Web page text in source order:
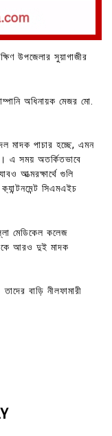
উপজেলার সুয়াগাজীর
অধিনায়ক মেজর মো.
মাদক পাচার হচ্ছে, এমন
এ সময় অতর্কিতভাবে
আত্মরক্ষার্থে গুলি
সিএমএইচ
মেডিকেল কলেজ
আরও দুই মাদক
বাড়ি নীলফা‌মারী